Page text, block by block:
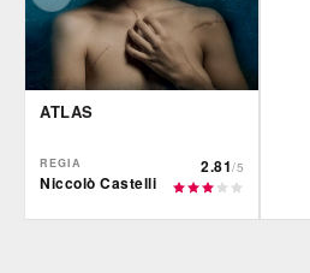
ATLAS
REGIA
Niccolò Castelli
2.81/5